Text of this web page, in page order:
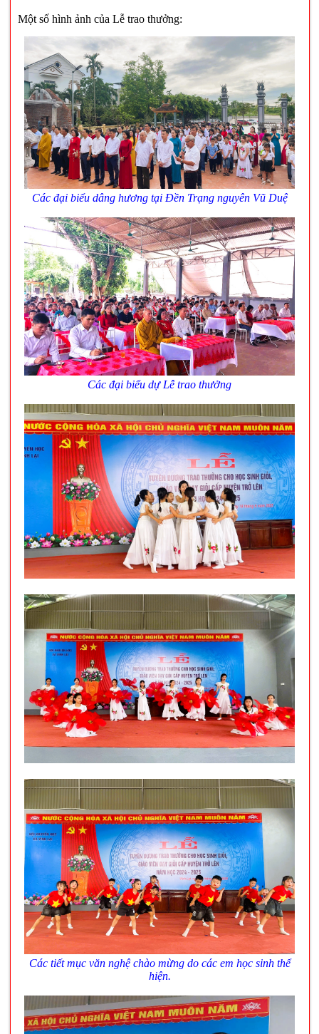
Một số hình ảnh của Lễ trao thưởng:
Các đại biểu dâng hương tại Đền Trạng nguyên Vũ Duệ
Các đại biểu dự Lễ trao thưởng
Các tiết mục văn nghệ chào mừng do các em học sinh thể
hiện.